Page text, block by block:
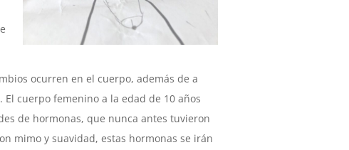
ocurren en el cuerpo, además de a
cuerpo femenino a la edad de 10 años
de hormonas, que nunca antes tuvieron
mimo y suavidad, estas hormonas se irán